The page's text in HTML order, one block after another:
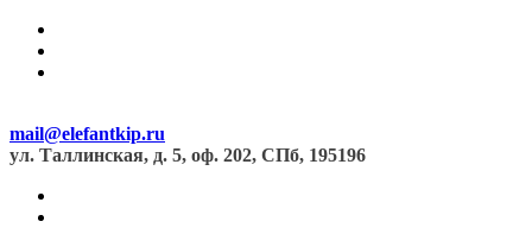
mail@elefantkip.ru
ул. Таллинская, д. 5, оф. 202, СПб, 195196